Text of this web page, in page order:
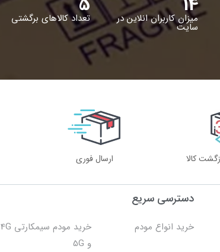
میزان کاربران انلاین در
سایت
تعداد کالاهای برگشتی
ارسال فوری
دسترسی سریع
خرید انواع مودم
خرید مودم سیمکارتی 4G
و 5G